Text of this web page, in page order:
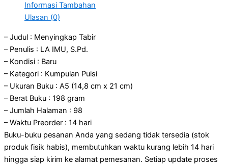
Informasi Tambahan
Ulasan (0)
– Judul : Menyingkap Tabir
– Penulis : LA IMU, S.Pd.
– Kondisi : Baru
– Kategori : Kumpulan Puisi
– Ukuran Buku : A5 (14,8 cm x 21 cm)
– Berat Buku : 198 gram
– Jumlah Halaman : 98
– Waktu Preorder : 14 hari
Buku-buku pesanan Anda yang sedang tidak tersedia (stok
produk fisik habis), membutuhkan waktu kurang lebih 14 hari
hingga siap kirim ke alamat pemesanan. Setiap update proses